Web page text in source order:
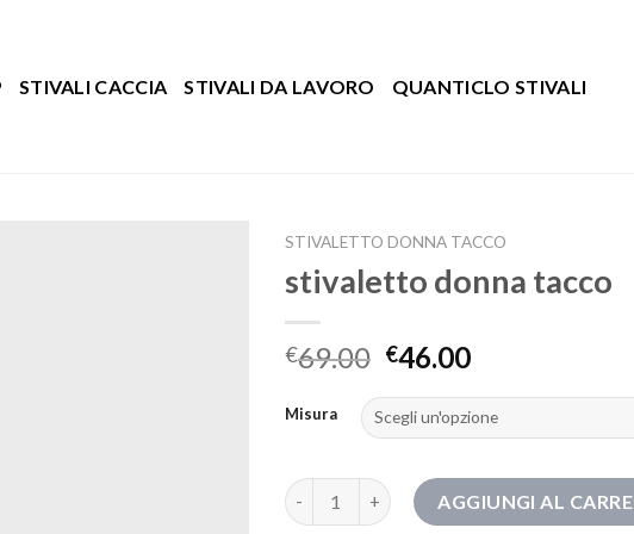
STIVALI CACCIA STIVALI DA LAVORO QUANTICLO STIVALI
STIVALETTO DONNA TACCO
stivaletto donna tacco
€69.00 €46.00
Misura
stivaletto donna tacco quantità
AGGIUNGI AL